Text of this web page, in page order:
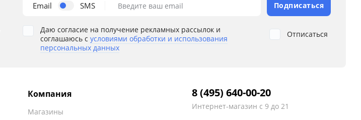
Email SMS Введите ваш email Подписаться
Даю согласие на получение рекламных рассылок и
соглашаюсь с условиями обработки и использования
персональных данных
Отписаться
Компания
Магазины
8 (495) 640-00-20
Интернет-магазин с 9 до 21